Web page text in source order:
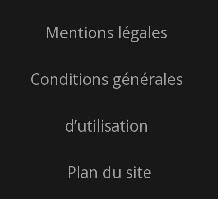
Mentions légales
Conditions générales
d’utilisation
Plan du site